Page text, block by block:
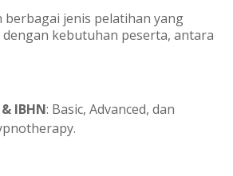
berbagai jenis pelatihan yang
kebutuhan peserta, antara
IBHN: Basic, Advanced, dan